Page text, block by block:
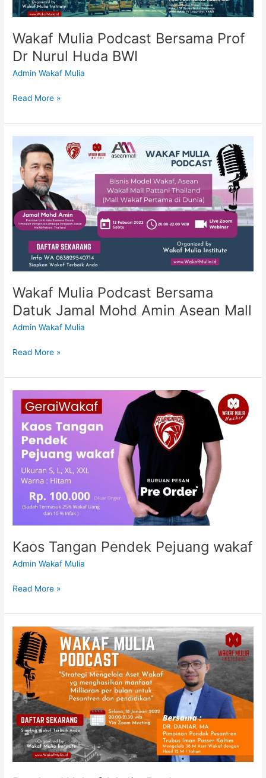
Wakaf Mulia Podcast Bersama Prof
Dr Nurul Huda BWI
Admin Wakaf Mulia
Read More »
Wakaf Mulia Podcast Bersama
Datuk Jamal Mohd Amin Asean Mall
Admin Wakaf Mulia
Wakaf
Mulia
Podcast
Bersama
Datuk
Mohd
Amin
Read More »
Kaos Tangan Pendek Pejuang wakaf
Admin Wakaf Mulia
Kaos
Tangan
Pendek
Pejuang
wakaf
Read More »
Replay
Wakaf
Mulia
Podcast
Bersama
DR
Daniar
MA